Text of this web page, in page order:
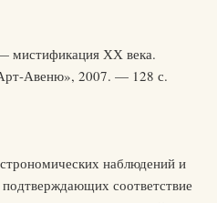
мистификация ХХ века.
Авеню», 2007. — 128 с.
наблюдений и
соответствие